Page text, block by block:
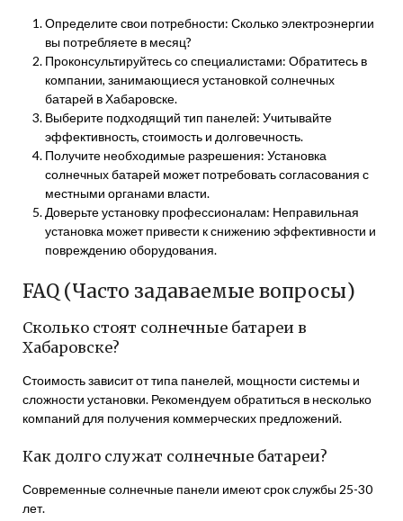
Определите свои потребности: Сколько электроэнергии
вы потребляете в месяц?
Проконсультируйтесь со специалистами: Обратитесь в
компании, занимающиеся установкой солнечных
батарей в Хабаровске.
Выберите подходящий тип панелей: Учитывайте
эффективность, стоимость и долговечность.
Получите необходимые разрешения: Установка
солнечных батарей может потребовать согласования с
местными органами власти.
Доверьте установку профессионалам: Неправильная
установка может привести к снижению эффективности и
повреждению оборудования.
FAQ (Часто задаваемые вопросы)
Сколько стоят солнечные батареи в
Хабаровске?
Стоимость зависит от типа панелей, мощности системы и
сложности установки. Рекомендуем обратиться в несколько
компаний для получения коммерческих предложений.
Как долго служат солнечные батареи?
Современные солнечные панели имеют срок службы 25-30
лет.